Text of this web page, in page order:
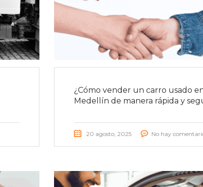
¿Cómo vender un carro usado
Medellín de manera rápida y
20 agosto, 2025 No hay